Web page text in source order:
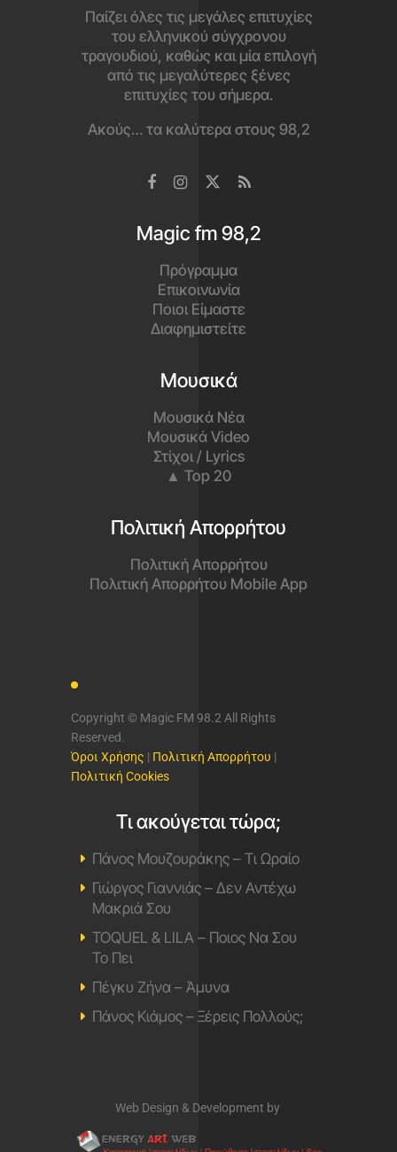
Παίζει όλες τις μεγάλες επιτυχίες
του ελληνικού σύγχρονου
τραγουδιού, καθώς και μία επιλογή
από τις μεγαλύτερες ξένες
επιτυχίες του σήμερα.
Ακούς… τα καλύτερα στους 98,2
Magic fm 98,2
Πρόγραμμα
Επικοινωνία
Ποιοι Είμαστε
Διαφημιστείτε
Μουσικά
Μουσικά Νέα
Μουσικά Video
Στίχοι / Lyrics
▲ Top 20
Πολιτική Απορρήτου
Πολιτική Απορρήτου
Πολιτική Απορρήτου Mobile App
Copyright © Magic FM 98.2 All Rights
Reserved.
Όροι Χρήσης | Πολιτική Απορρήτου |
Πολιτική Cookies
Τι ακούγεται τώρα;
Πάνος Μουζουράκης – Τι Ωραίο
Γιώργος Γιαννιάς – Δεν Αντέχω
Μακριά Σου
TOQUEL & LILA – Ποιος Να Σου
Το Πει
Πέγκυ Ζήνα – Άμυνα
Πάνος Κιάμος – Ξέρεις Πολλούς;
Web Design & Development by